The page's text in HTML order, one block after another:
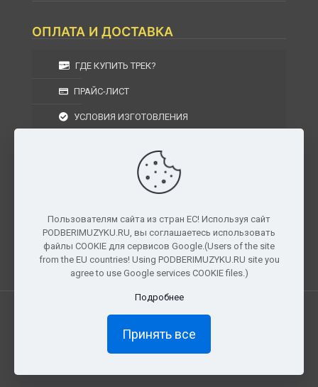
Полный доступ к материалам и
прослушиванию доступен только подписчикам сайта.
ОПЛАТА И ДОСТАВКА
ГДЕ КУПИТЬ ТРЕК?
ПРАЙС-ЛИСТ
УСЛОВИЯ ИЗГОТОВЛЕНИЯ
УСЛОВИЯ ВОЗВРАТА
г. Москва, Московская область, Центральный
федеральный округ, РФ, Россия
Все права защищены. © 2026 PODBERIMUZYKU.RU
Пользователям сайта из стран ЕС! Используя сайт
PODBERIMUZYKU.RU, вы соглашаетесь использовать
файлы COOKIE для сервисов Google.(Users of the site
from the EU countries! Using PODBERIMUZYKU.RU site you
agree to use Google services COOKIE files.)
Подробнее
Принять все